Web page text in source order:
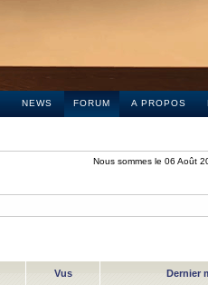
NEWS FORUM A PROPOS
Nous sommes le 06 Août
Vus Dernier